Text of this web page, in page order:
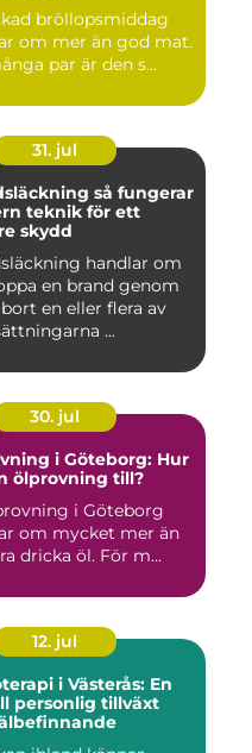
bröllopsmiddag
om mer än god mat.
par är den s...
31. jul
så fungerar
teknik för ett
skydd
handlar om
en brand genom
en eller flera av
...
30. jul
i Göteborg: Hur
ölprovning till?
i Göteborg
om mycket mer än
dricka öl. För m...
12. jul
i Västerås: En
personlig tillväxt